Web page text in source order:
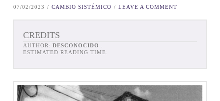
07/02/2023 CAMBIO SISTÉMICO LEAVE A COMMENT
CREDITS
AUTHOR: DESCONOCIDO
ESTIMATED READING TIME: